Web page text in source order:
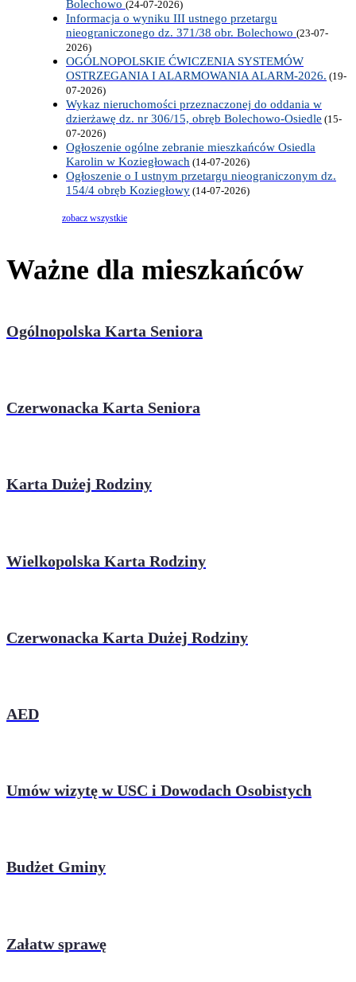
Bolechowo (24-07-2026)
Informacja o wyniku III ustnego przetargu
nieograniczonego dz. 371/38 obr. Bolechowo (23-07-
2026)
OGÓLNOPOLSKIE ĆWICZENIA SYSTEMÓW
OSTRZEGANIA I ALARMOWANIA ALARM-2026. (19-
07-2026)
Wykaz nieruchomości przeznaczonej do oddania w
dzierżawę dz. nr 306/15, obręb Bolechowo-Osiedle (15-
07-2026)
Ogłoszenie ogólne zebranie mieszkańców Osiedla
Karolin w Koziegłowach (14-07-2026)
Ogłoszenie o I ustnym przetargu nieograniczonym dz.
154/4 obręb Koziegłowy (14-07-2026)
zobacz wszystkie
Ważne dla mieszkańców
Ogólnopolska Karta Seniora
Czerwonacka Karta Seniora
Karta Dużej Rodziny
Wielkopolska Karta Rodziny
Czerwonacka Karta Dużej Rodziny
AED
Umów wizytę w USC i Dowodach Osobistych
Budżet Gminy
Załatw sprawę